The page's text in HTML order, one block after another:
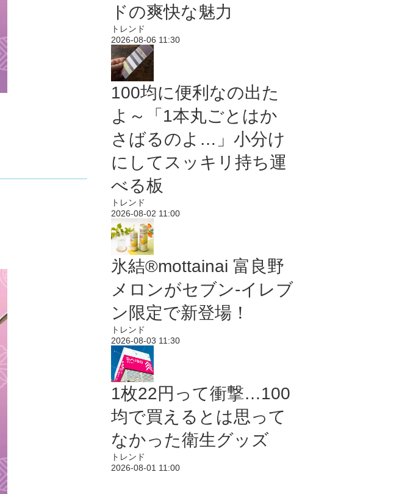
ドの爽快な魅力
トレンド
2026-08-06 11:30
100均に便利なの出た
よ～「1本丸ごとはか
さばるのよ…」小分け
にしてスッキリ持ち運
べる板
トレンド
2026-08-02 11:00
氷結®mottainai 富良野
メロンがセブン‐イレブ
ン限定で新登場！
トレンド
2026-08-03 11:30
1枚22円って衝撃…100
均で買えるとは思って
なかった衛生グッズ
トレンド
2026-08-01 11:00